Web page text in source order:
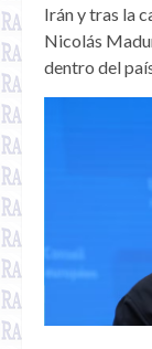
Irán y tras la
Nicolás
dentro del